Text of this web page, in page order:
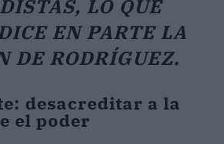
LO QUE
EN PARTE LA
DE RODRÍGUEZ.
desacreditar a la
el poder